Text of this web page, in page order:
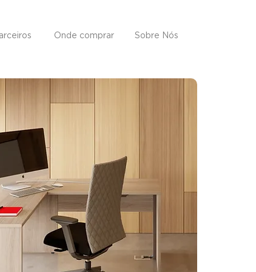
Onde comprar Sobre Nós